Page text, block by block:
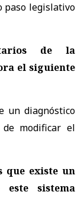
paso legislativo
de la
el siguiente
un diagnóstico
modificar el
que existe un
este sistema